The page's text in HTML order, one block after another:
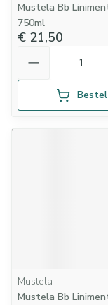
Mustela Bb
750ml
€ 21,50
Bestel
Mustela
Mustela Bb